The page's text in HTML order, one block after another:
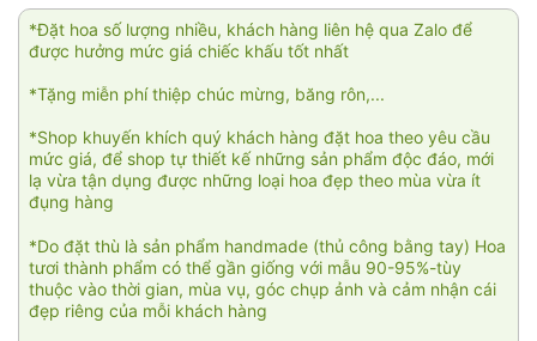
*Đặt hoa số lượng nhiều, khách hàng liên hệ qua Zalo để
được hưởng mức giá chiếc khấu tốt nhất
*Tặng miễn phí thiệp chúc mừng, băng rôn,...
*Shop khuyến khích quý khách hàng đặt hoa theo yêu cầu
mức giá, để shop tự thiết kế những sản phẩm độc đáo, mới
lạ vừa tận dụng được những loại hoa đẹp theo mùa vừa ít
đụng hàng
*Do đặt thù là sản phẩm handmade (thủ công bằng tay) Hoa
tươi thành phẩm có thể gần giống với mẫu 90-95%-tùy
thuộc vào thời gian, mùa vụ, góc chụp ảnh và cảm nhận cái
đẹp riêng của mỗi khách hàng